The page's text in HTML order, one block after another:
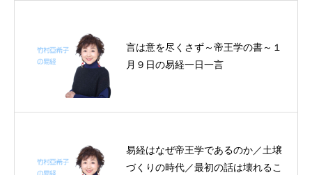
言は意を尽くさず～帝王学の書～１
月９日の易経一日一言
易経はなぜ帝王学であるのか／土壌
づくりの時代／最初の話は壊れるこ